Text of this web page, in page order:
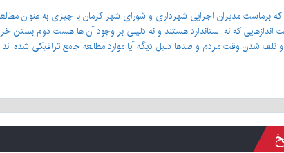
برماست مدیران اجرایی شهرداری و شورای شهر کرمان با چیزی به عنوان
که نه استاندارد هستند و نه دلیلی بر وجود آن ها هست دوم
و تلف شدن وقت مردم و صدها دلیل دیگه آیا موارد مطالعه جامع ترافیکی